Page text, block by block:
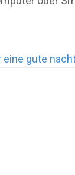
eine gute